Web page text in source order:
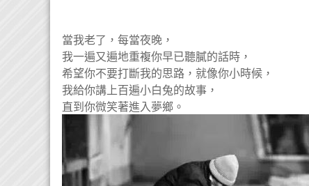
當我老了，每當夜晚，
我一遍又遍地重複你早已聽膩的話時，
希望你不要打斷我的思路，就像你小時候，
我給你講上百遍小白兔的故事，
直到你微笑著進入夢鄉。